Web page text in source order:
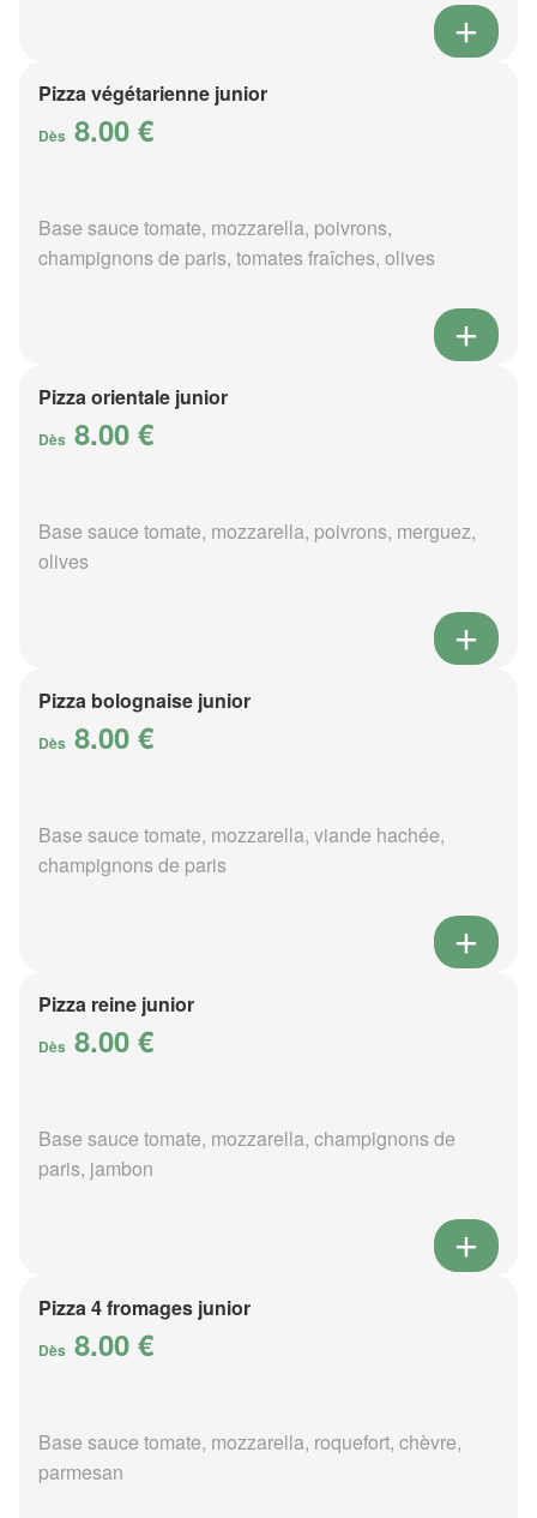
Pizza végétarienne junior
Dès 8.00 €
Base sauce tomate, mozzarella, poivrons,
champignons de paris, tomates fraîches, olives
Pizza orientale junior
Dès 8.00 €
Base sauce tomate, mozzarella, poivrons, merguez,
olives
Pizza bolognaise junior
Dès 8.00 €
Base sauce tomate, mozzarella, viande hachée,
champignons de paris
Pizza reine junior
Dès 8.00 €
Base sauce tomate, mozzarella, champignons de
paris, jambon
Pizza 4 fromages junior
Dès 8.00 €
Base sauce tomate, mozzarella, roquefort, chèvre,
parmesan